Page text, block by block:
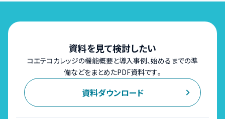
資料を見て検討したい
コエテコカレッジの機能概要と導入事例、始めるまでの準
備などをまとめたPDF資料です。
資料ダウンロード